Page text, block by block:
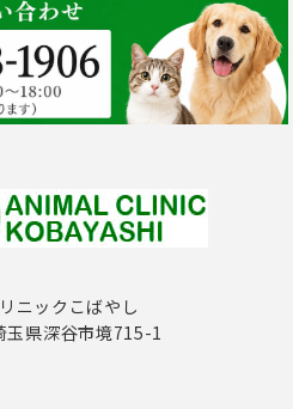
ニックこばやし
玉県深谷市境715-1